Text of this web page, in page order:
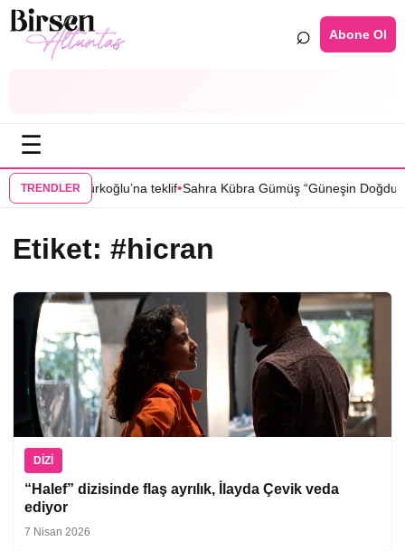
⌕ Abone Ol
☰
TRENDLER
Sıla Türkoğlu’na teklif•Sahra Kübra Gümüş “Güneşin Doğduğu
Etiket: #hicran
DIZI
“Halef” dizisinde flaş ayrılık, İlayda Çevik veda
ediyor
7 Nisan 2026